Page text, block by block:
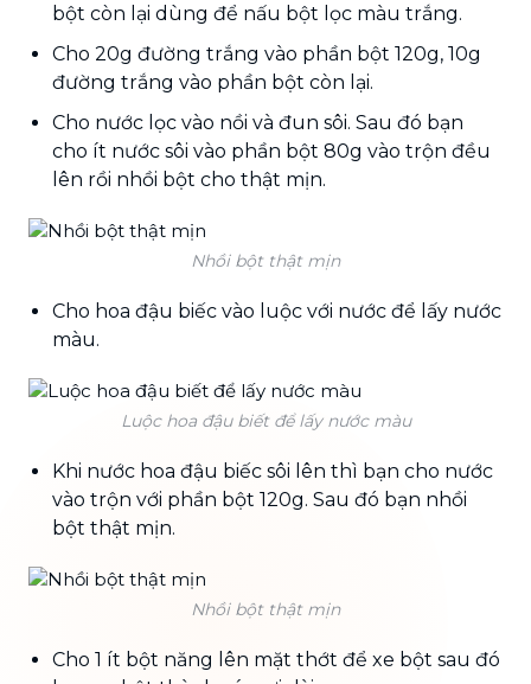
bột còn lại dùng để nấu bột lọc màu trắng.
Cho 20g đường trắng vào phần bột 120g, 10g
đường trắng vào phần bột còn lại.
Cho nước lọc vào nồi và đun sôi. Sau đó bạn
cho ít nước sôi vào phần bột 80g vào trộn đều
lên rồi nhồi bột cho thật mịn.
Nhồi bột thật mịn
Cho hoa đậu biếc vào luộc với nước để lấy nước
màu.
Luộc hoa đậu biết để lấy nước màu
Khi nước hoa đậu biếc sôi lên thì bạn cho nước
vào trộn với phần bột 120g. Sau đó bạn nhồi
bột thật mịn.
Nhồi bột thật mịn
Cho 1 ít bột năng lên mặt thớt để xe bột sau đó